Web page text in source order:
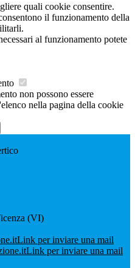
quali cookie consentire.
il funzionamento della
al funzionamento potete
non possono essere
nella pagina della cookie
(VI)
Link per inviare una mail
Link per inviare una mail